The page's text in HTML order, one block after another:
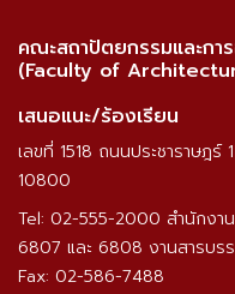
คณะสถาปัตยกรรมและกา
(Faculty of
เสนอแนะ/ร้องเรียน
เลขที่ 1518 ถนนประชาราษฎ
10800
Tel: 02-555-2000 สำนักง
6807 และ 6808 งานสารบร
Fax: 02-586-7488